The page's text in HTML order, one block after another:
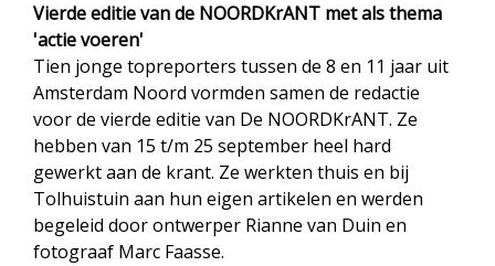
Vierde editie van de NOORDKrANT met als thema
'actie voeren'
Tien jonge topreporters tussen de 8 en 11 jaar uit
Amsterdam Noord vormden samen de redactie
voor de vierde editie van De NOORDKrANT. Ze
hebben van 15 t/m 25 september heel hard
gewerkt aan de krant. Ze werkten thuis en bij
Tolhuistuin aan hun eigen artikelen en werden
begeleid door ontwerper Rianne van Duin en
fotograaf Marc Faasse.